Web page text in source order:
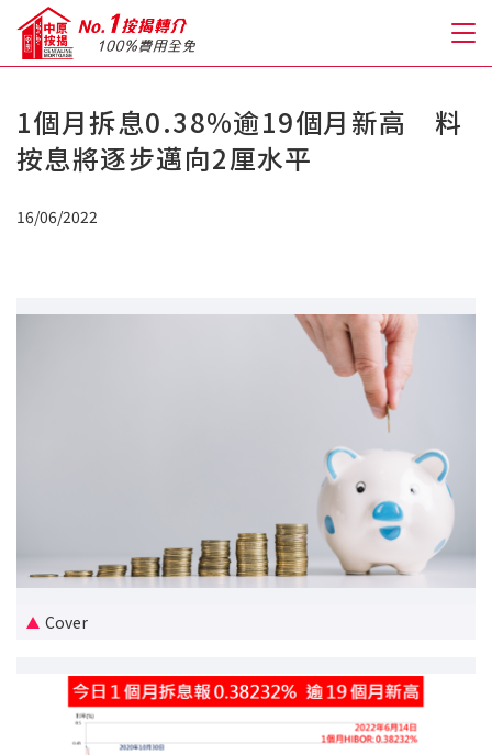
關於我們
中原按揭標籤優惠
推薦齊齊友賞
按揭工具
按揭計算
1個月拆息0.38%逾19個月新高 料
按息將逐步邁向2厘水平
16/06/2022
Cover